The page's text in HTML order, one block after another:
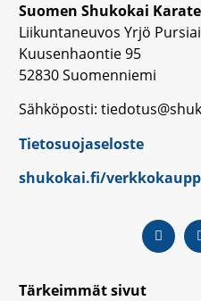
Suomen Shukokai
Liikuntaneuvos Yrjö
Kuusenhaontie 95
52830 Suomenniemi
Sähköposti:
Tietosuojaseloste
shukokai.fi/
Tärkeimmät sivut